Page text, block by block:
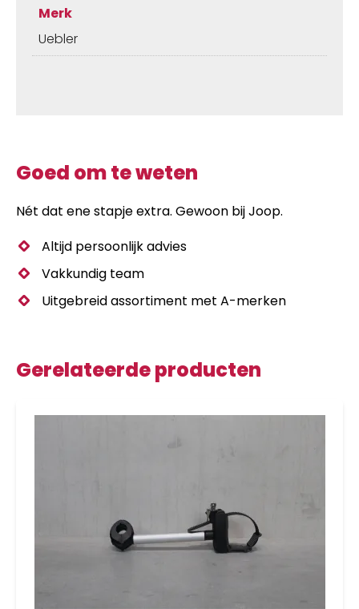
F32XLMerk
Uebler
Goed om te weten
Nét dat ene stapje extra. Gewoon bij Joop.
Altijd persoonlijk advies
Vakkundig team
Uitgebreid assortiment met A-merken
Gerelateerde producten